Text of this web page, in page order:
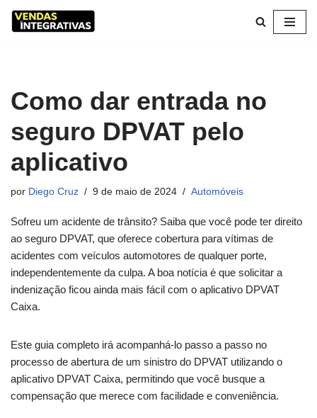
Como dar entrada no
seguro DPVAT pelo
aplicativo
por Diego Cruz 9 de maio de 2024 Automóveis
Sofreu um acidente de trânsito? Saiba que você pode ter direito
ao seguro DPVAT, que oferece cobertura para vítimas de
acidentes com veículos automotores de qualquer porte,
independentemente da culpa. A boa notícia é que solicitar a
indenização ficou ainda mais fácil com o aplicativo DPVAT
Caixa.
Este guia completo irá acompanhá-lo passo a passo no
processo de abertura de um sinistro do DPVAT utilizando o
aplicativo DPVAT Caixa, permitindo que você busque a
compensação que merece com facilidade e conveniência.